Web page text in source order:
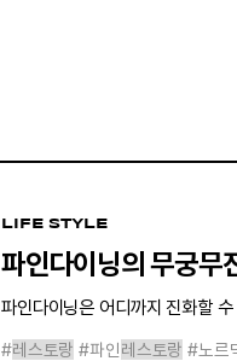
LIFE STYLE
파인다이닝의 무궁무
파인다이닝은 어디까지 진화할
#레스토랑 #파인레스토랑 #노르